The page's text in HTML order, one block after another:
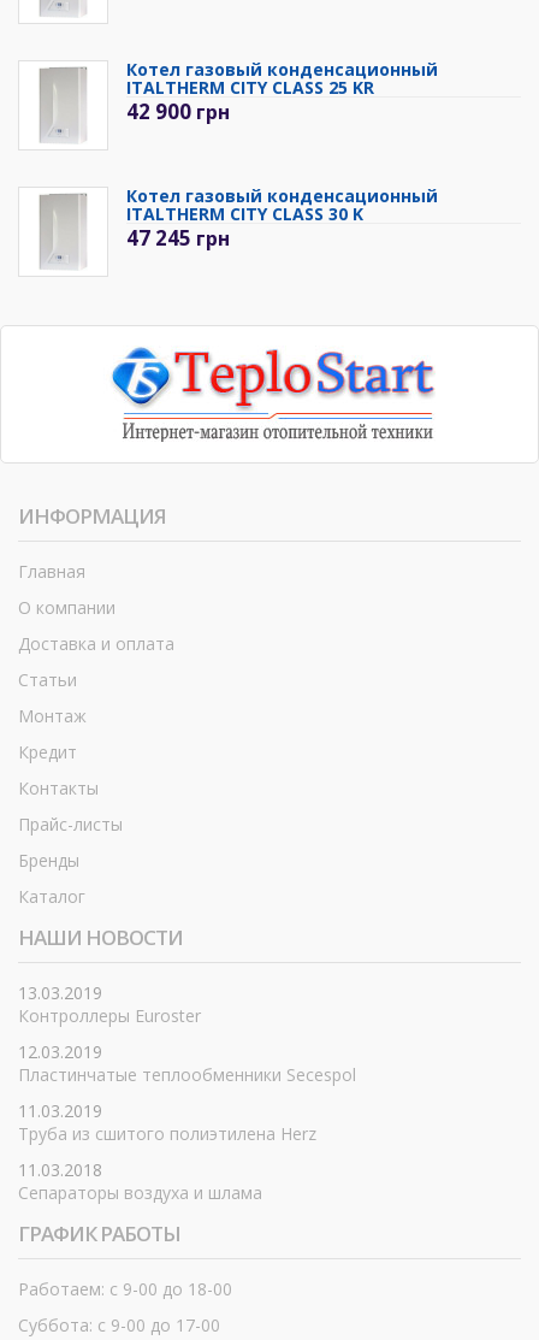
Котел газовый конденсационный
ITALTHERM CITY CLASS 25 KR
42 900 грн
Котел газовый конденсационный
ITALTHERM CITY CLASS 30 K
47 245 грн
ИНФОРМАЦИЯ
Главная
О компании
Доставка и оплата
Статьи
Монтаж
Кредит
Контакты
Прайс-листы
Бренды
Каталог
НАШИ НОВОСТИ
13.03.2019
Контроллеры Euroster
12.03.2019
Пластинчатые теплообменники Secespol
11.03.2019
Труба из сшитого полиэтилена Herz
11.03.2018
Сепараторы воздуха и шлама
ГРАФИК РАБОТЫ
Работаем: с 9-00 до 18-00
Суббота: с 9-00 до 17-00